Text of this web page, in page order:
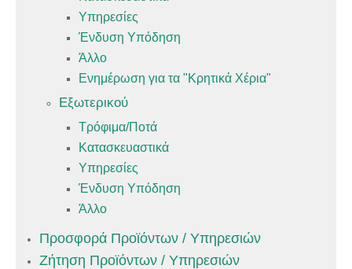
Υπηρεσίες
Ένδυση Υπόδηση
Άλλο
Ενημέρωση για τα "Κρητικά Χέρια"
Εξωτερικού
Τρόφιμα/Ποτά
Κατασκευαστικά
Υπηρεσίες
Ένδυση Υπόδηση
Άλλο
Προσφορά Προϊόντων / Υπηρεσιών
Ζήτηση Προϊόντων / Υπηρεσιών